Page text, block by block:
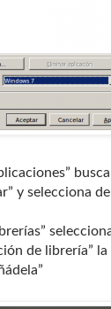
busca
y selecciona
de librería” la